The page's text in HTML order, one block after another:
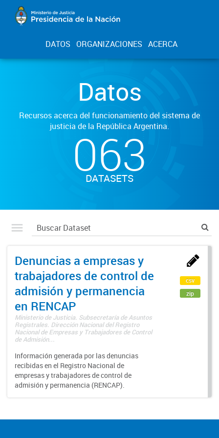
DATOS ORGANIZACIONES ACERCA
Datos
Recursos acerca del funcionamiento del sistema de
justicia de la República Argentina.
063
DATASETS
Denuncias a empresas y
trabajadores de control de
admisión y permanencia
en RENCAP
Ministerio de Justicia. Subsecretaría de Asuntos
Registrales. Dirección Nacional del Registro
Nacional de Empresas y Trabajadores de Control
de Admisión...
Información generada por las denuncias
recibidas en el Registro Nacional de
empresas y trabajadores de control de
admisión y permanencia (RENCAP).
csv
zip